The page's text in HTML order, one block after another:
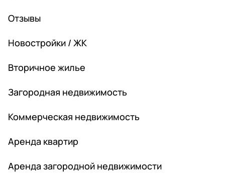
Отзывы
Новостройки / ЖК
Вторичное жилье
Загородная недвижимость
Коммерческая недвижимость
Аренда квартир
Аренда загородной недвижимости